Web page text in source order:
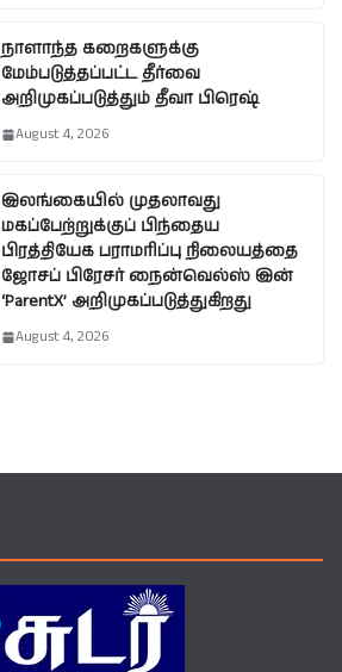
நாளாந்த கறைகளுக்கு
மேம்படுத்தப்பட்ட தீர்வை
அறிமுகப்படுத்தும் தீவா பிரெஷ்
August 4, 2026
இலங்கையில் முதலாவது
மகப்பேற்றுக்குப் பிந்தைய
பிரத்தியேக பராமரிப்பு நிலையத்தை
ஜோசப் பிரேசர் நைன்வெல்ஸ் இன்
‘ParentX’ அறிமுகப்படுத்துகிறது
August 4, 2026